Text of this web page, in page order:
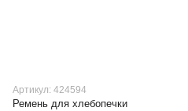
Артикул: 424594
Ремень для хлебопечки